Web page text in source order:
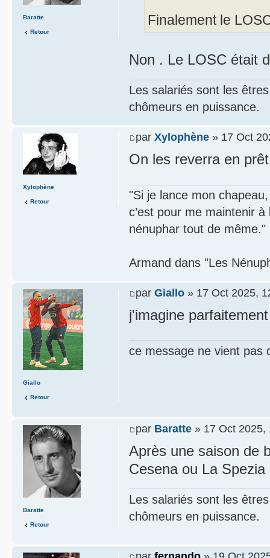
Finalement le
Non . Le LOSC était
Les salariés sont les
chômeurs en puissance.
Baratte
Retour
par Xylophène » 17 Oct
On les reverra en
"Si je lance mon
c’est pour me maintenir
nénuphar tout de même."
Armand dans "Les
Xylophène
Retour
par Giallo » 17 Oct 2025,
j'imagine
ce message ne vient pas
Giallo
Retour
par Baratte » 17 Oct 2025,
Après une saison de
Cesena ou La Spezia
Les salariés sont les
chômeurs en puissance.
Baratte
Retour